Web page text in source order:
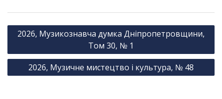
Н
в
і
2026, Музикознавча думка Дніпропетровщини,
Том 30, № 1
2026, Музичне мистецтво і культура, № 48